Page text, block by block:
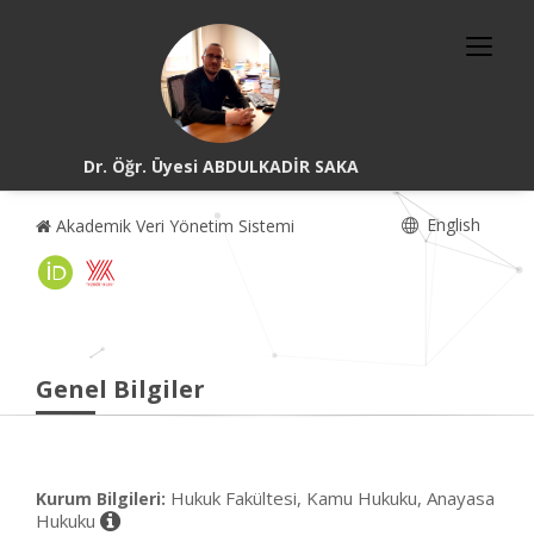
Dr. Öğr. Üyesi ABDULKADİR SAKA
Akademik Veri Yönetim Sistemi English
Genel Bilgiler
Kurum Bilgileri: Hukuk Fakültesi, Kamu Hukuku, Anayasa
Hukuku